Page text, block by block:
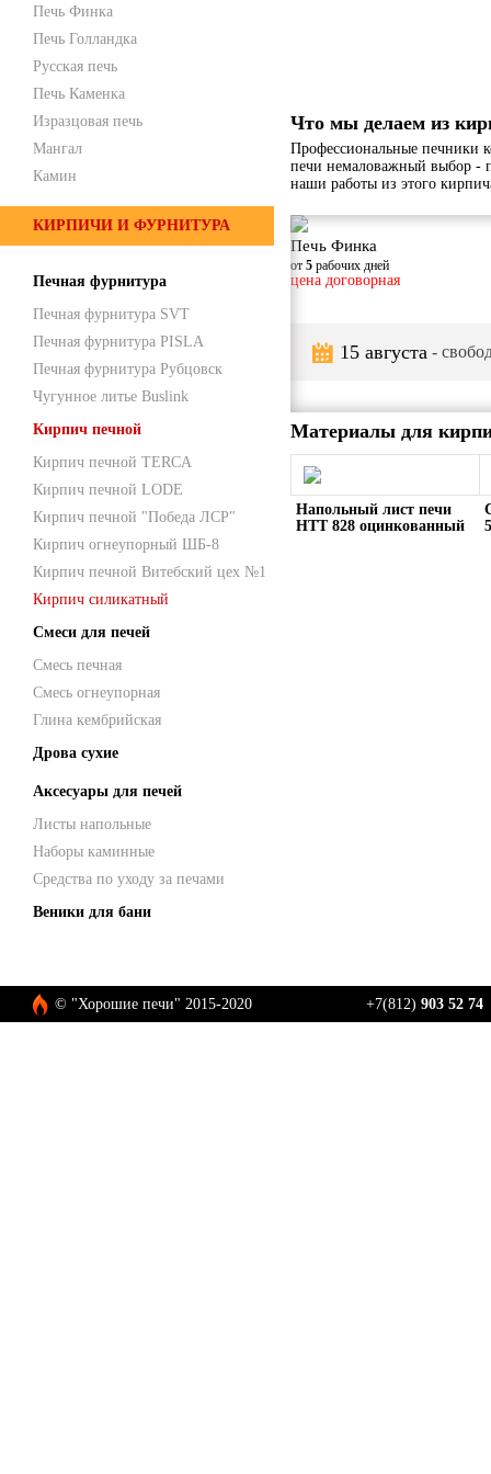
Что мы делаем из
Профессиональные печники
печи немаловажный выбор -
наши работы из этого
Печь Финка
от 5 рабочих дней
цена договорная
15 августа -
Материалы для
Напольный лист печи
HTT 828 оцинкованный
Печь Финка
Печь Голландка
Русская печь
Печь Каменка
Изразцовая печь
Мангал
Камин
КИРПИЧИ И ФУРНИТУРА
Печная фурнитура
Печная фурнитура SVT
Печная фурнитура PISLA
Печная фурнитура Рубцовск
Чугунное литье Buslink
Кирпич печной
Кирпич печной TERCA
Кирпич печной LODE
Кирпич печной "Победа ЛСР"
Кирпич огнеупорный ШБ-8
Кирпич печной Витебский цех №1
Кирпич силикатный
Смеси для печей
Смесь печная
Смесь огнеупорная
Глина кембрийская
Дрова сухие
Аксесуары для печей
Листы напольные
Наборы каминные
Средства по уходу за печами
Веники для бани
© "Хорошие печи" 2015-2020 +7(812) 903 52 74